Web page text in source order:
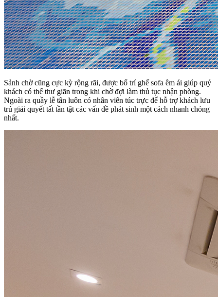
Sảnh chờ cũng cực kỳ rộng rãi, được bố trí ghế sofa êm ái giúp quý
khách có thể thư giãn trong khi chờ đợi làm thủ tục nhận phòng.
Ngoài ra quầy lễ tân luôn có nhân viên túc trực để hỗ trợ khách lưu
trú giải quyết tất tần tật các vấn đề phát sinh một cách nhanh chóng
nhất.